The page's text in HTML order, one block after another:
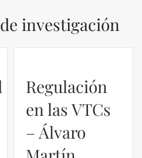
investigación
El caso de